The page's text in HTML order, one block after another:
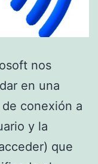
nos
en una
conexión a
y la
que